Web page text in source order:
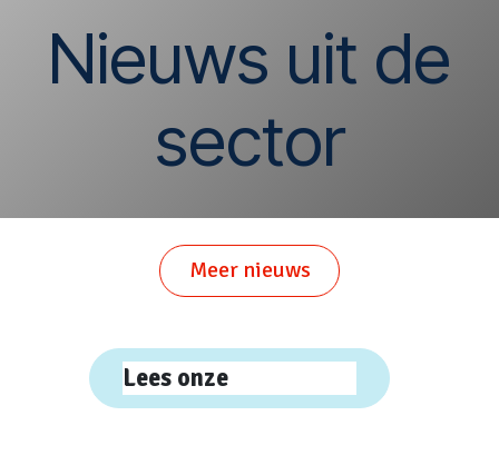
Nieuws uit de
sector
Meer nieuws
Lees onze